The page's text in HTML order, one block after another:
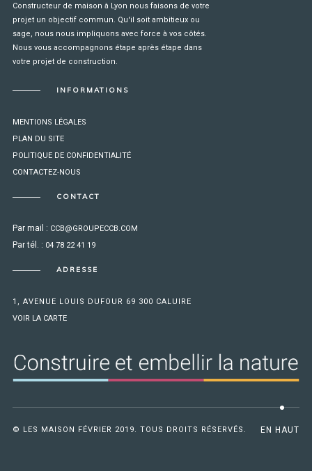
Constructeur de maison à Lyon nous faisons de votre
projet un objectif commun. Qu'il soit ambitieux ou
sage, nous nous impliquons avec force à vos côtés.
Nous vous accompagnons étape après étape dans
votre projet de construction.
INFORMATIONS
MENTIONS LÉGALES
PLAN DU SITE
POLITIQUE DE CONFIDENTIALITÉ
CONTACTEZ-NOUS
CONTACT
Par mail : CCB@GROUPECCB.COM
Par tél. : 04 78 22 41 19
ADRESSE
1, AVENUE LOUIS DUFOUR 69 300 CALUIRE
VOIR LA CARTE
© LES MAISON FÉVRIER 2019. TOUS DROITS RÉSERVÉS. EN HAUT